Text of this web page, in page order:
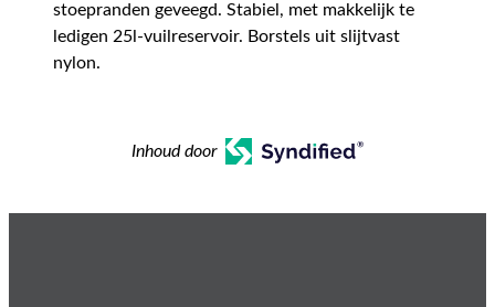
stoepranden geveegd. Stabiel, met makkelijk te
ledigen 25l-vuilreservoir. Borstels uit slijtvast
nylon.
Inhoud door